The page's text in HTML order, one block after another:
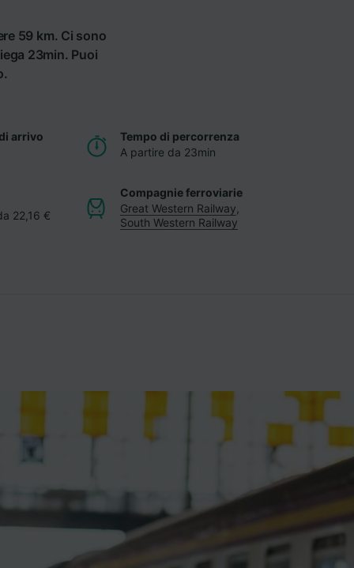
59 km. Ci sono
23min. Puoi
arrivo
Tempo di percorrenza
A partire da 23min
22,16 €
Compagnie ferroviarie
Great Western Railway
South Western Railway